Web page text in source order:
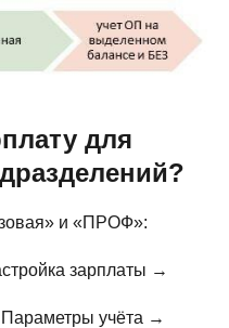
для
и «ПРОФ»:
зарплаты →
учёта →